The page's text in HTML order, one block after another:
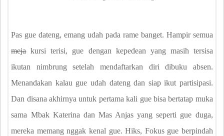
Pas gue dateng, emang udah pada rame banget. Hampir semua
mejakursi terisi, gue dengan kepedean yang masih tersisa
ikutan nimbrung setelah mendaftarkan diri dibuku absen.
Menandakan kalau gue udah dateng dan siap ikut partisipasi.
Dan disana akhirnya untuk pertama kali gue bisa bertatap muka
sama Mbak Katerina dan Mas Anjas yang seperti gue duga,
mereka memang nggak kenal gue. Hiks, Fokus gue berpindah